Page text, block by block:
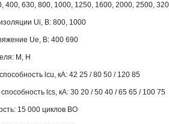
400, 630, 800, 1000, 1250, 1600, 2000, 2500,
Ui, B: 800, 1000
Ue, B: 400 690
M, H
lcu, кА: 42 25 / 80 50 / 120 85
lcs, кА: 30 20 / 50 40 / 65 65 / 100 75
15 000 циклов ВО